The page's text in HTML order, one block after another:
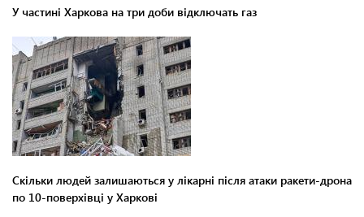
У частині Харкова на три доби відключать газ
Скільки людей залишаються у лікарні після атаки ракети-дрона
по 10-поверхівці у Харкові